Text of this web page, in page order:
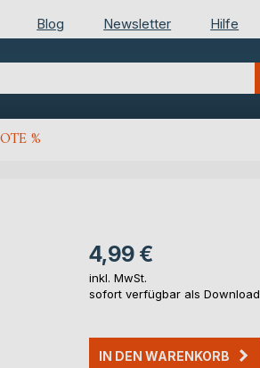
Blog Newsletter Hilfe
%
4,99 €
inkl. MwSt.
sofort verfügbar als Download
IN DEN WARENKORB